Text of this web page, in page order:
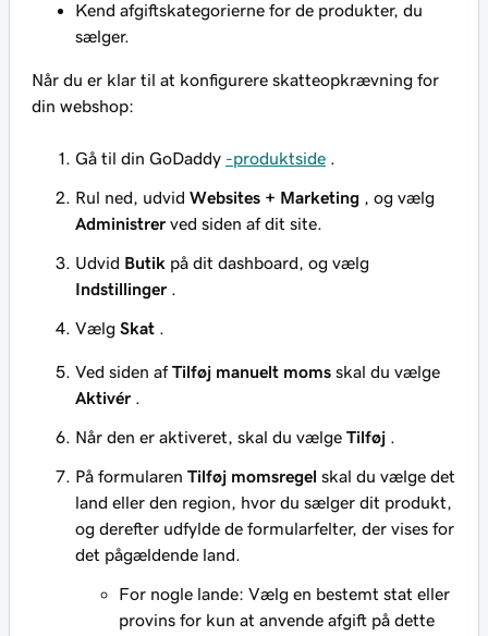
Kend afgiftskategorierne for de produkter, du
sælger.
Når du er klar til at konfigurere skatteopkrævning for
din webshop:
Gå til din GoDaddy -produktside
Rul ned, udvid Websites + Marketing , og vælg
Administrer ved siden af dit site.
Udvid Butik på dit dashboard, og vælg
Indstillinger
Vælg Skat
Ved siden afTilføj manuelt moms skal du vælge
Aktivér
Når den er aktiveret, skal du vælge Tilføj
På formularen Tilføj momsregel skal du vælge det
land eller den region, hvor du sælger dit produkt,
og derefter udfylde de formularfelter, der vises for
det pågældende land.
For nogle lande: Vælg en bestemt stat eller
provins for kun at anvende afgift på dette